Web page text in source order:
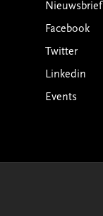
Nieuwsbrief
Facebook
Twitter
Linkedin
Events